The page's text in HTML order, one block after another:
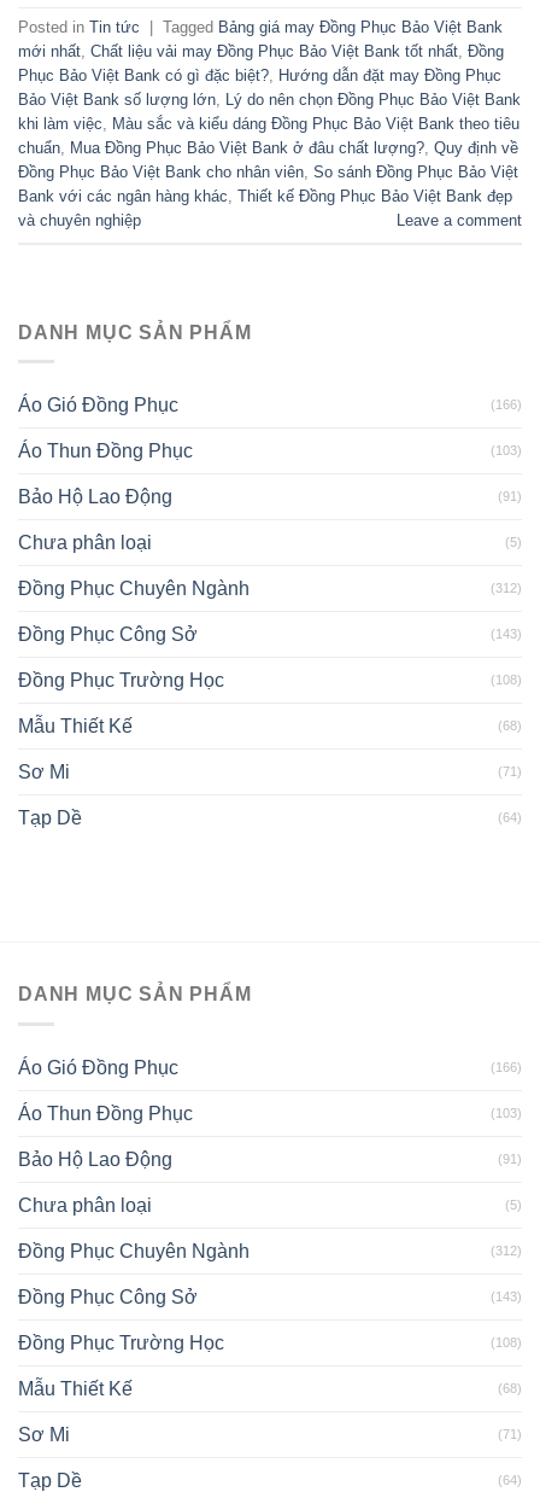
Posted in Tin tức Tagged Bảng giá may Đồng Phục Bảo Việt Bank
mới nhất, Chất liệu vải may Đồng Phục Bảo Việt Bank tốt nhất, Đồng
Phục Bảo Việt Bank có gì đặc biệt?, Hướng dẫn đặt may Đồng Phục
Bảo Việt Bank số lượng lớn, Lý do nên chọn Đồng Phục Bảo Việt Bank
khi làm việc, Màu sắc và kiểu dáng Đồng Phục Bảo Việt Bank theo tiêu
chuẩn, Mua Đồng Phục Bảo Việt Bank ở đâu chất lượng?, Quy định về
Đồng Phục Bảo Việt Bank cho nhân viên, So sánh Đồng Phục Bảo Việt
Bank với các ngân hàng khác, Thiết kế Đồng Phục Bảo Việt Bank đẹp
và chuyên nghiệp
Leave a comment
DANH MỤC SẢN PHẨM
Áo Gió Đồng Phục (166)
Áo Thun Đồng Phục (103)
Bảo Hộ Lao Động (91)
Chưa phân loại (5)
Đồng Phục Chuyên Ngành (312)
Đồng Phục Công Sở (143)
Đồng Phục Trường Học (108)
Mẫu Thiết Kế (68)
Sơ Mi (71)
Tạp Dề (64)
DANH MỤC SẢN PHẨM
Áo Gió Đồng Phục (166)
Áo Thun Đồng Phục (103)
Bảo Hộ Lao Động (91)
Chưa phân loại (5)
Đồng Phục Chuyên Ngành (312)
Đồng Phục Công Sở (143)
Đồng Phục Trường Học (108)
Mẫu Thiết Kế (68)
Sơ Mi (71)
Tạp Dề (64)